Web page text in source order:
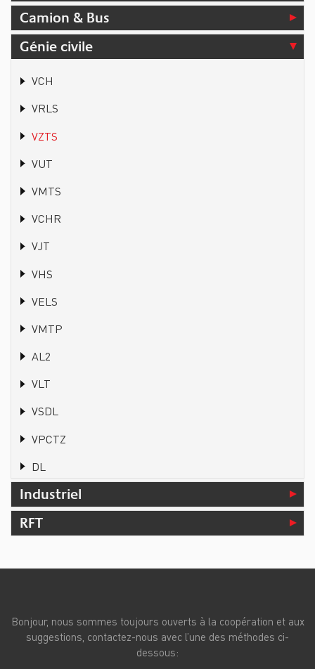
Camion & Bus
Génie civile
VCH
VRLS
VZTS
VUT
VMTS
VCHR
VJT
VHS
VELS
VMTP
AL2
VLT
VSDL
VPCTZ
DL
Industriel
RFT
Bonjour, nous sommes toujours ouverts à la coopération et aux
suggestions, contactez-nous avec l’une des méthodes ci-
dessous: